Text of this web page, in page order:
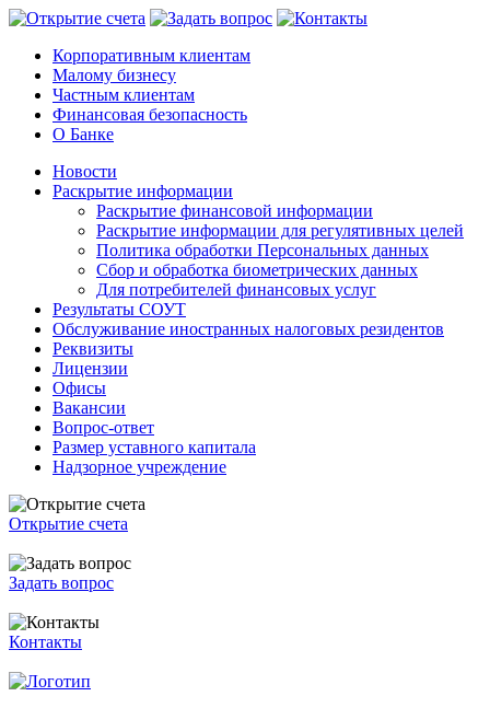
Корпоративным клиентам
Малому бизнесу
Частным клиентам
Финансовая безопасность
О Банке
Новости
Раскрытие информации
Раскрытие финансовой информации
Раскрытие информации для регулятивных целей
Политика обработки Персональных данных
Сбор и обработка биометрических данных
Для потребителей финансовых услуг
Результаты СОУТ
Обслуживание иностранных налоговых резидентов
Реквизиты
Лицензии
Офисы
Вакансии
Вопрос-ответ
Размер уставного капитала
Надзорное учреждение
Открытие счета
Задать вопрос
Контакты